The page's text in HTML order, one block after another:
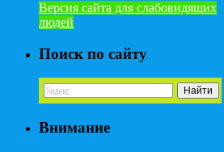
Версия сайта для слабовидящих
людей
Поиск по сайту
Внимание